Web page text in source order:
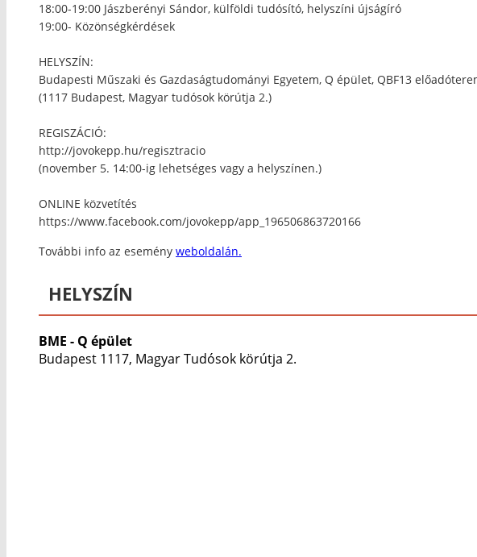
18:00-19:00 Jászberényi Sándor, külföldi tudósító, helyszíni újságíró
19:00- Közönségkérdések
HELYSZÍN:
Budapesti Műszaki és Gazdaságtudományi Egyetem, Q épület, QBF13
(1117 Budapest, Magyar tudósok körútja 2.)
REGISZÁCIÓ:
http://jovokepp.hu/regisztracio
(november 5. 14:00-ig lehetséges vagy a helyszínen.)
ONLINE közvetítés
https://www.facebook.com/jovokepp/app_196506863720166
További info az esemény weboldalán.
HELYSZÍN
BME - Q épület
Budapest 1117, Magyar Tudósok körútja 2.